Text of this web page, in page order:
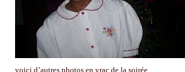
voici d’autres photos en vrac de la soirée